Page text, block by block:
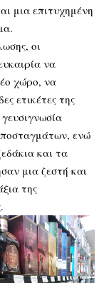
μια επιτυχημένη
οι
να
χώρο, να
ετικέτες της
ενώ
και τα
μια ζεστή και
της